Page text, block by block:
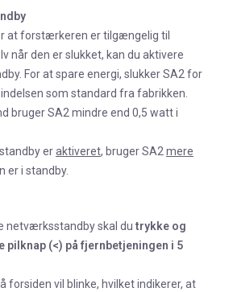
at forstærkeren er tilgængelig til
når den er slukket, kan du aktivere
For at spare energi, slukker SA2 for
som standard fra fabrikken.
bruger SA2 mindre end 0,5 watt i
eraktiveret, bruger SA2 mere
er i standby.
netværksstandby skal du trykke og
pilknap (<) på fjernbetjeningen i 5
forsiden vil blinke, hvilket indikerer, at